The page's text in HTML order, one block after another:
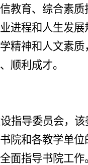
教育、综合素
进程和人生发
精神和人文素
顺利成才。
指导委员会，
院和各教学单
面指导书院工作